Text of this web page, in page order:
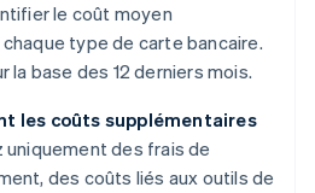
le coût moyen
type de carte bancaire.
la base des 12 derniers mois.
les coûts supplémentaires
uniquement des frais de
des coûts liés aux outils de